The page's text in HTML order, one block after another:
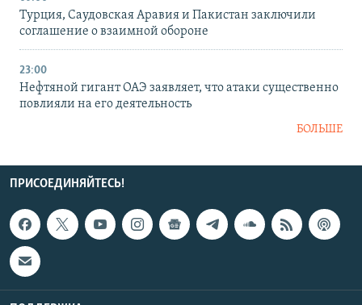
Турция, Саудовская Аравия и Пакистан заключили
соглашение о взаимной обороне
23:00
Нефтяной гигант ОАЭ заявляет, что атаки существенно
повлияли на его деятельность
БОЛЬШЕ
ПРИСОЕДИНЯЙТЕСЬ!